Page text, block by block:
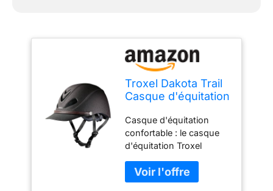
la technologie Air-
Channel pour une
expérience respirante
Utilisation polyvalente :
recommandé pour les
notre équipement
équestre comprend des
tailles adaptées pour les
hommes, les femmes et
les enfants ; utilisez cet
Troxel Dakota Trail
Casque d'équitation
réglable,
équipement de
sécurité, Taille M
(7-7-1/4), Marron
Grizzly
Casque d'équitation
confortable : le casque
d'équitation Troxel
construction légère qui
offre du confort et une